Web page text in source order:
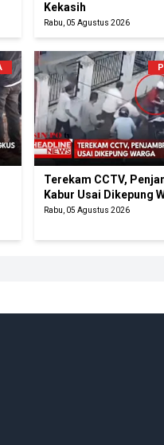
Kekasih
Rabu, 05 Agustus 2026
Terekam CCTV,
Kabur Usai Dikepung
Rabu, 05 Agustus 2026